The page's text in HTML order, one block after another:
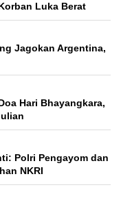
Luka Berat
Jagokan Argentina,
Hari Bhayangkara,
Polri Pengayom dan
NKRI